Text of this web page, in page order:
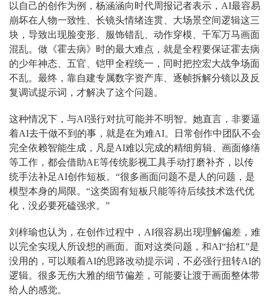
以自己的创作为例，杨涵涵向时代周报记者表示，AI最容易
崩坏在人物一致性、长镜头情绪连贯、大场景空间逻辑这三
块，导致出现脸变形、服饰错乱、动作穿模、千军万马画面
混乱。做《霍去病》时的最大难点，就是全程要保证霍去病
的少年神态、五官、铠甲全程统一，同时把控宏大战争场面
不乱。最终，靠自建专属数字资产库、逐帧拆解分镜以及反
复调试提示词，才解决了这个问题。
这种情况下，与AI强行对抗可能并不明智。她直言，非要逼
着AI去干做不到的事，就是在为难AI。日常创作中团队不会
完全依赖智能生成，凡是AI难以完成的精细剪辑、画面修缮
等工作，都会借助AE等传统影视工具手动打磨补齐，以传
统手法补足AI创作短板。“很多画面问题不是人的问题，是
模型本身的局限。“这类固有短板只能等待后续技术迭代优
化，没必要死磕强求。”
刘梓瑜也认为，在创作过程中，AI很容易出现理解偏差，难
以完全实现人所设想的画面。面对这类问题，和AI“抬杠”是
没用的，可以顺着AI的思路改动提示词，不必强行扭转AI的
逻辑。很多无伤大雅的细节偏差，可能要让渡于画面整体带
给人的感觉。